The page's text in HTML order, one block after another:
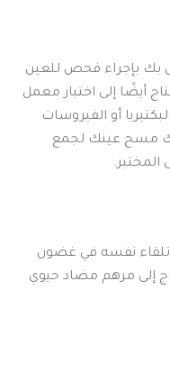
بك بإجراء فحص للعين
أيضًا إلى اختبار معمل
أو الفيروسات
مسح عينك لجمع
المختبر.
تلقاء نفسه في غضون
تحتاج إلى مرهم مضاد حيوي